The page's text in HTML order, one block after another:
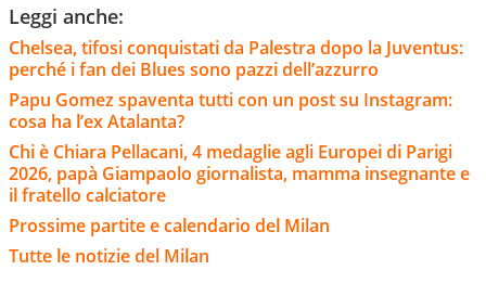
Leggi anche:
Chelsea, tifosi conquistati da Palestra dopo la Juventus:
perché i fan dei Blues sono pazzi dell’azzurro
Papu Gomez spaventa tutti con un post su Instagram:
cosa ha l’ex Atalanta?
Chi è Chiara Pellacani, 4 medaglie agli Europei di Parigi
2026, papà Giampaolo giornalista, mamma insegnante e
il fratello calciatore
Prossime partite e calendario del Milan
Tutte le notizie del Milan